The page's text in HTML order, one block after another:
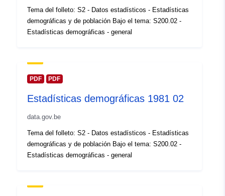
catálogo:
February 2024
Actualizado en data.europa.eu:
Espacial:
] ]
Identificadores: Q12680#ID
Tema del folleto: S2 - Datos estadísticos - Estadísticas
demográficas y de población Bajo el tema: S200.02 -
Estadísticas demográficas - general
PDF PDF
Estadísticas demográficas 1981 02
data.gov.be
Tema del folleto: S2 - Datos estadísticos - Estadísticas
demográficas y de población Bajo el tema: S200.02 -
Estadísticas demográficas - general